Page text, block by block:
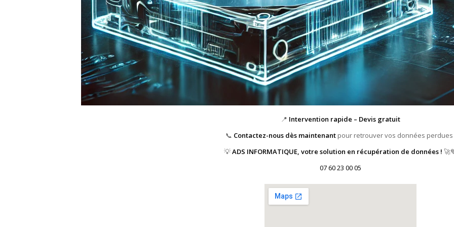
📍 Intervention rapide – Devis gratuit
📞 Contactez-nous dès maintenantpour retrouver vos données perdues
💡ADS INFORMATIQUE, votre solution en récupération de données !
07 60 23 00 05